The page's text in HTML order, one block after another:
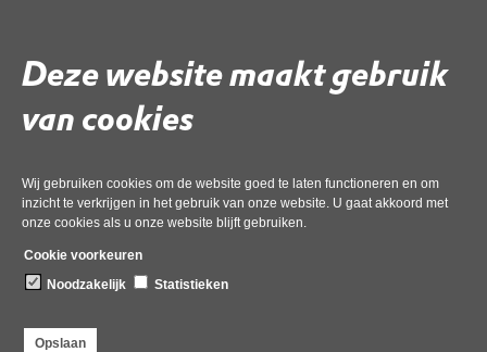
Deze website maakt gebruik
van cookies
Wij gebruiken cookies om de website goed te laten functioneren en om
inzicht te verkrijgen in het gebruik van onze website. U gaat akkoord met
onze cookies als u onze website blijft gebruiken.
Cookie voorkeuren
Noodzakelijk
Statistieken
Opslaan
Bezoekadres
Dampten 2, 1624 NR Hoorn
Postbus 2095, 1620 EB Hoorn